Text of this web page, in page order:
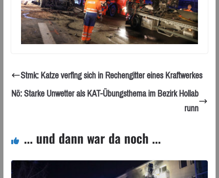
Stmk: Katze verfing sich in Rechengitter eines Kraftwerkes
Nö: Starke Unwetter als KAT-Übungsthema im Bezirk Hollab
runn
... und dann war da noch ...